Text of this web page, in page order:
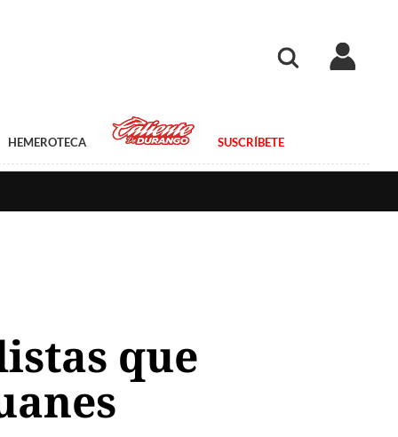
HEMEROTECA SUSCRÍBETE
que